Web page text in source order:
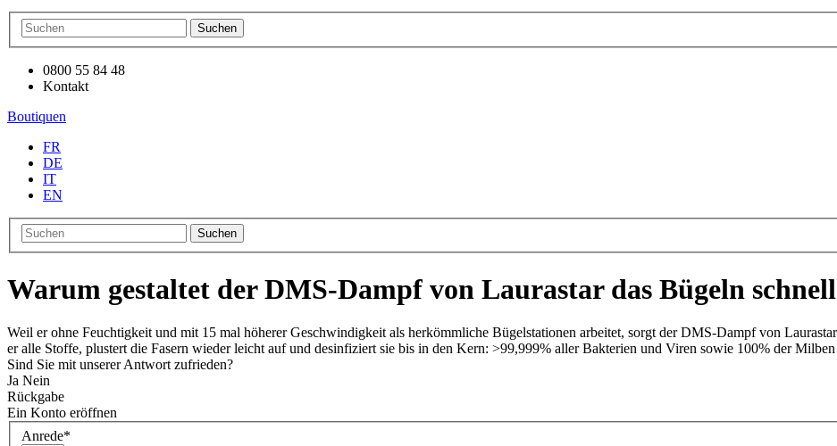
Suchen
0800 55 84 48
Kontakt
Boutiquen
FR
DE
IT
EN
Suchen
Warum gestaltet der DMS-Dampf von Laurastar das Bügeln
Weil er ohne Feuchtigkeit und mit 15 mal höherer Geschwindigkeit als herkömmliche Bügelstationen arbeitet, sorgt der DMS-Dampf von
er alle Stoffe, plustert die Fasern wieder leicht auf und desinfiziert sie bis in den Kern: >99,999% aller Bakterien und Viren sowie 100% der
Sind Sie mit unserer Antwort zufrieden?
Ja Nein
Rückgabe
Ein Konto eröffnen
Anrede*